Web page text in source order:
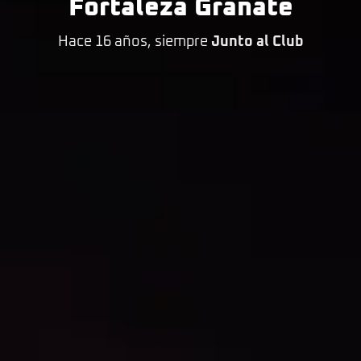
Fortaleza Granate
Hace 16 años, siempre Junto al Club